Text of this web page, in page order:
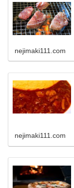
nejimaki111.com
nejimaki111.com